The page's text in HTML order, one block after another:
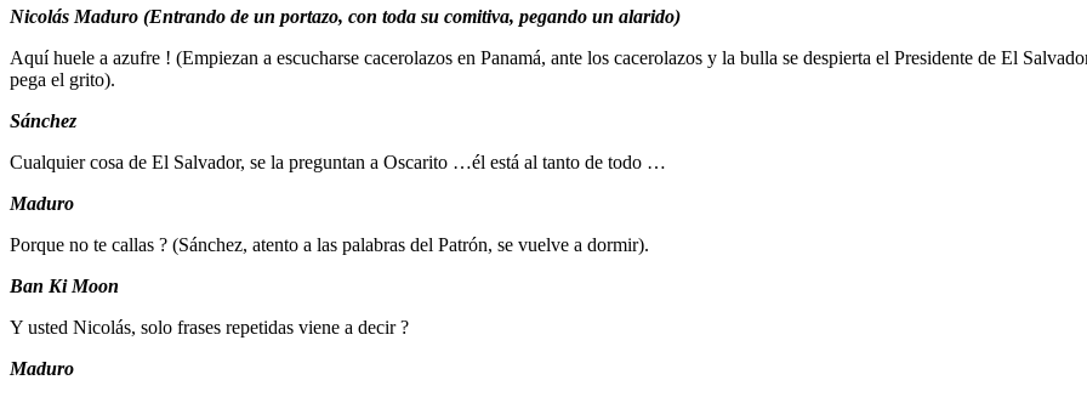
Nicolás Maduro (Entrando de un portazo, con toda su comitiva, pegando un alarido)
Aquí huele a azufre ! (Empiezan a escucharse cacerolazos en Panamá, ante los cacerolazos y la bulla se despierta el Presidente de El
pega el grito).
Sánchez
Cualquier cosa de El Salvador, se la preguntan a Oscarito …él está al tanto de todo …
Maduro
Porque no te callas ? (Sánchez, atento a las palabras del Patrón, se vuelve a dormir).
Ban Ki Moon
Y usted Nicolás, solo frases repetidas viene a decir ?
Maduro